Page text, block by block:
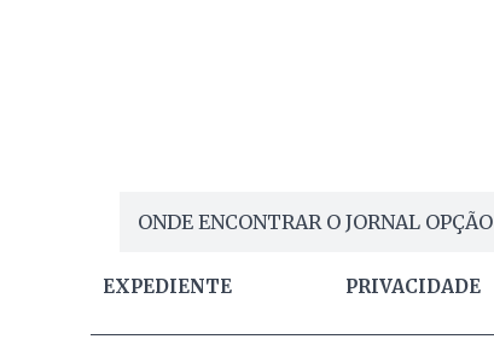
ONDE ENCONTRAR O JORNAL OPÇÃO
EXPEDIENTE PRIVACIDADE